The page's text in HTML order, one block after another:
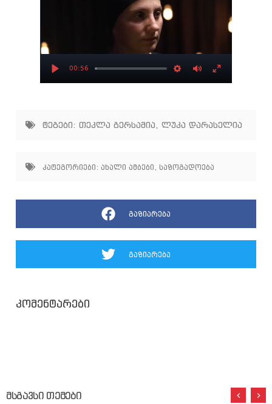
Play
00:56
Settings
MuteEnter
ტეგები: თეკლა გერსამია, ლუკა დარასელია
კატეგორიები: ახალი ამბები საზოგადოება
გაზიარება
გაზიარება
კომენტარები
მსგავსი თემები